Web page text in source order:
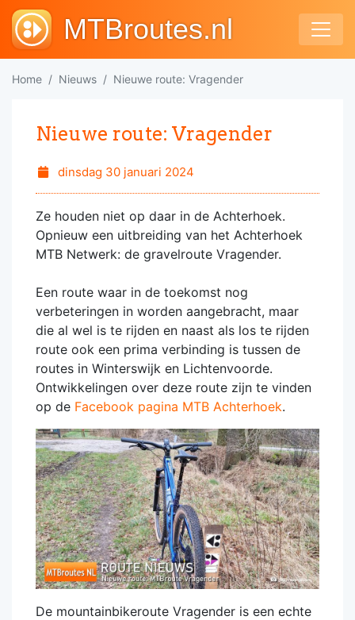
MTBroutes.nl
Home Nieuws Nieuwe route: Vragender
Nieuwe route: Vragender
dinsdag 30 januari 2024
Ze houden niet op daar in de Achterhoek.
Opnieuw een uitbreiding van het Achterhoek
MTB Netwerk: de gravelroute Vragender.
Een route waar in de toekomst nog
verbeteringen in worden aangebracht, maar
die al wel is te rijden en naast als los te rijden
route ook een prima verbinding is tussen de
routes in Winterswijk en Lichtenvoorde.
Ontwikkelingen over deze route zijn te vinden
op de Facebook pagina MTB Achterhoek.
De mountainbikeroute Vragender is een echte